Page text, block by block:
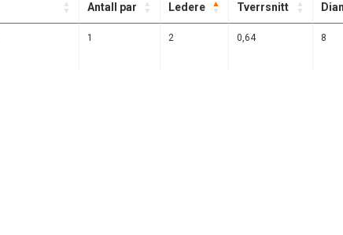
Antall par Ledere Tverrsnitt
1 2 0,64 8